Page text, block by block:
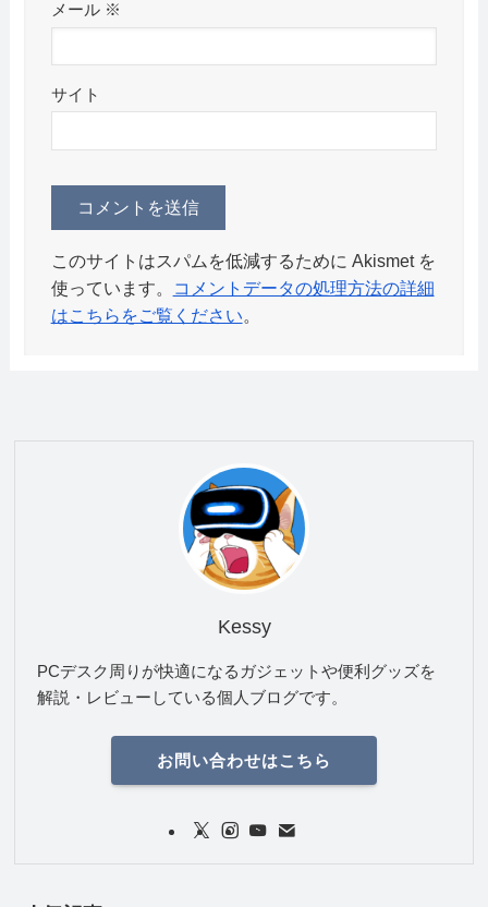
メール ※
サイト
このサイトはスパムを低減するために Akismet を
使っています。
コメントデータの処理方法の詳細
はこちらをご覧ください。
Kessy
PCデスク周りが快適になるガジェットや便利グッズを
解説・レビューしている個人ブログです。
お問い合わせはこちら